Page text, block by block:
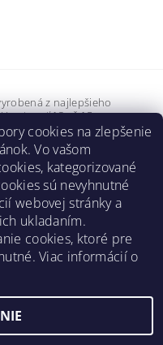
z najlepšieho
13 až 15 g.
položke.
poriadok
poriadok
Upraviť nastavenie cookies
cookies na zlepšenie
Vo vašom
kategorizované
sú nevyhnutné
webovej stránky a
ukladaním.
cookies, ktoré pre
Viac informácií o